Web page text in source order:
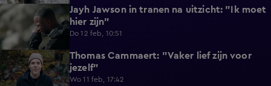
0:46
Jayh Jawson in tranen na uitzicht: "Ik moet
hier zijn"
Do 12 feb, 10:51
0:21
Thomas Cammaert: "Vaker lief zijn voor
jezelf"
Wo 11 feb, 17:42